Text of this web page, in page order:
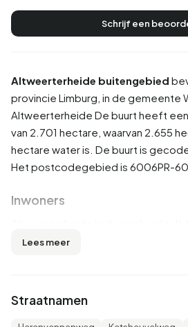
Altweerterheide buitengebied
provincie Limburg , in de gemeente
Altweerterheide De buurt heeft
van 2.701 hectare, waarvan 2.655
hectare water is. De buurt is
Het postcodegebied is 6006PR-
Inwoners
is 50,5% man en 48,4% vrouw. De
37,4% is ongehuwd, 48,4% is
Lees meer
Straatnamen
Schrijf een